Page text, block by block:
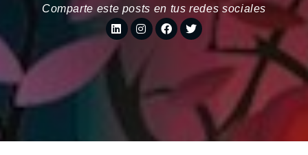
Comparte este posts en tus redes sociales